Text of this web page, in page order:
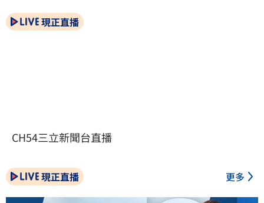
現正直播
CH54三立新聞台直播
現正直播 更多